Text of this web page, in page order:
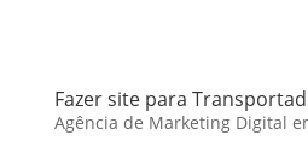
Fazer site para
Agência de Marketing Digital